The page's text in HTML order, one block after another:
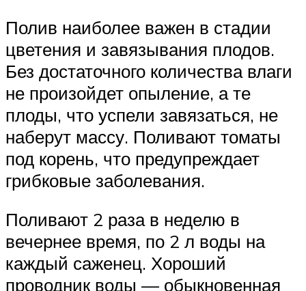
Полив наиболее важен в стадии
цветения и завязывания плодов.
Без достаточного количества влаги
не произойдет опыление, а те
плоды, что успели завязаться, не
наберут массу. Поливают томаты
под корень, что предупреждает
грибковые заболевания.
Поливают 2 раза в неделю в
вечернее время, по 2 л воды на
каждый саженец. Хороший
проводник воды — обыкновенная